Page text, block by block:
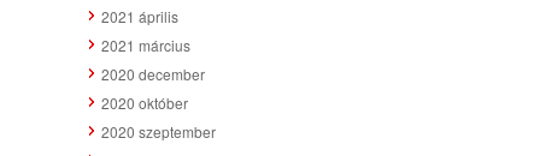
2021 április
2021 március
2020 december
2020 október
2020 szeptember